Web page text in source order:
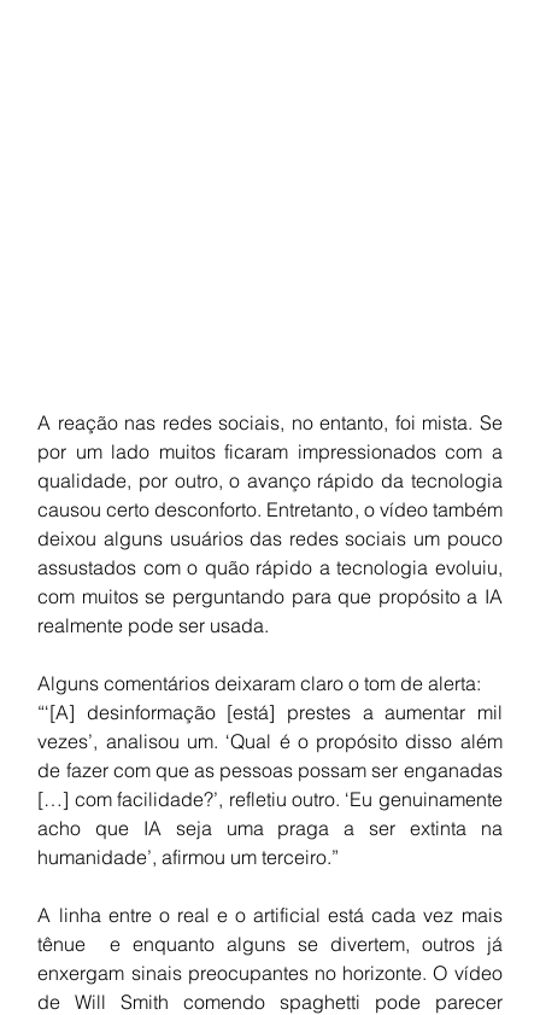
A reação nas redes sociais, no entanto, foi mista. Se
por um lado muitos ficaram impressionados com a
qualidade, por outro, o avanço rápido da tecnologia
causou certo desconforto. Entretanto, o vídeo também
deixou alguns usuários das redes sociais um pouco
assustados com o quão rápido a tecnologia evoluiu,
com muitos se perguntando para que propósito a IA
realmente pode ser usada.
Alguns comentários deixaram claro o tom de alerta:
“‘[A] desinformação [está] prestes a aumentar mil
vezes’, analisou um. ‘Qual é o propósito disso além
de fazer com que as pessoas possam ser enganadas
[…] com facilidade?’, refletiu outro. ‘Eu genuinamente
acho que IA seja uma praga a ser extinta na
humanidade’, afirmou um terceiro.”
A linha entre o real e o artificial está cada vez mais
tênue  e enquanto alguns se divertem, outros já
enxergam sinais preocupantes no horizonte. O vídeo
de Will Smith comendo spaghetti pode parecer